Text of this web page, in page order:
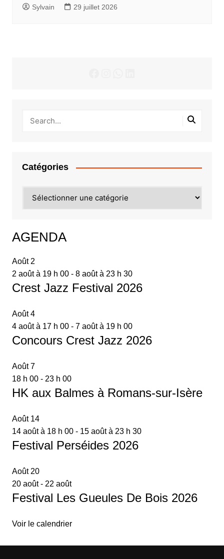
Sylvain 29 juillet 2026
Catégories
AGENDA
Août 2
2 août à 19 h 00- 8 août à 23 h 30
Crest Jazz Festival 2026
Août4
4 août à 17 h 00- 7 août à 19 h 00
Concours Crest Jazz 2026
Août7
18 h 00- 23 h 00
HK aux Balmes à Romans-sur-Isère
Août 14
14 août à 18 h 00- 15 août à 23 h 30
Festival Perséides 2026
Août 20
20 août- 22 août
Festival Les Gueules De Bois 2026
Voir le calendrier